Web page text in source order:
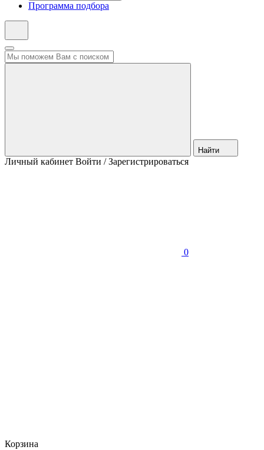
Программа подбора
Найти
Личный кабинет Войти / Зарегистрироваться
0
Корзина